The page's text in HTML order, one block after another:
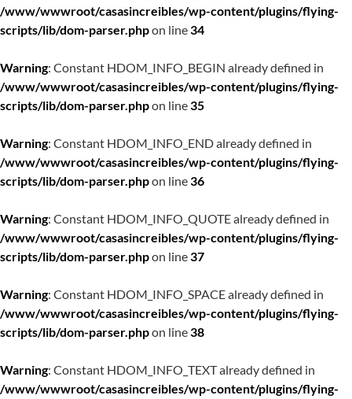
/www/wwwroot/casasincreibles/wp-content/plugins/flying-
scripts/lib/dom-parser.phpon line34
Warning: Constant HDOM_INFO_BEGIN already defined in
/www/wwwroot/casasincreibles/wp-content/plugins/flying-
scripts/lib/dom-parser.phpon line35
Warning: Constant HDOM_INFO_END already defined in
/www/wwwroot/casasincreibles/wp-content/plugins/flying-
scripts/lib/dom-parser.phpon line36
Warning: Constant HDOM_INFO_QUOTE already defined in
/www/wwwroot/casasincreibles/wp-content/plugins/flying-
scripts/lib/dom-parser.phpon line37
Warning: Constant HDOM_INFO_SPACE already defined in
/www/wwwroot/casasincreibles/wp-content/plugins/flying-
scripts/lib/dom-parser.phpon line38
Warning: Constant HDOM_INFO_TEXT already defined in
/www/wwwroot/casasincreibles/wp-content/plugins/flying-